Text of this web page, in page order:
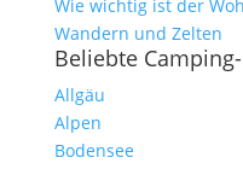
Wie wichtig ist der
Wandern und Zelten
Beliebte
Allgäu
Alpen
Bodensee